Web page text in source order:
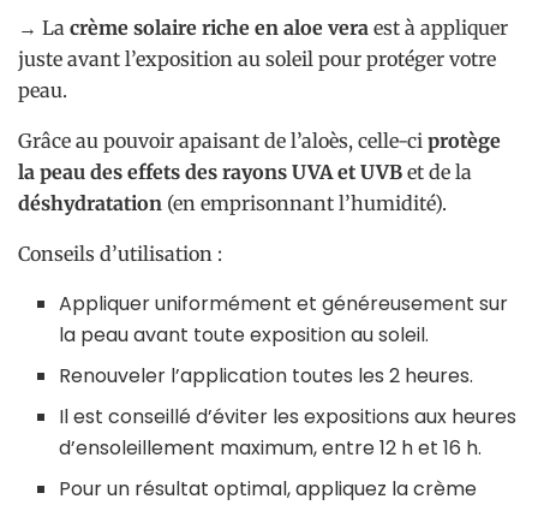
→ La crème solaire riche en aloe vera est à appliquer
juste avant l’exposition au soleil pour protéger votre
peau.
Grâce au pouvoir apaisant de l’aloès, celle-ci protège
la peau des effets des rayons UVA et UVB et de la
déshydratation (en emprisonnant l’humidité).
Conseils d’utilisation :
Appliquer uniformément et généreusement sur
la peau avant toute exposition au soleil.
Renouveler l’application toutes les 2 heures.
Il est conseillé d’éviter les expositions aux heures
d’ensoleillement maximum, entre 12 h et 16 h.
Pour un résultat optimal, appliquez la crème